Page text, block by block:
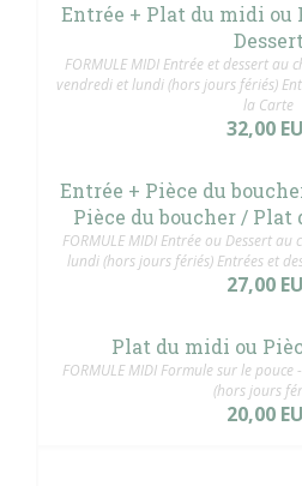
Entrée + Plat du midi ou
Dessert
FORMULE MIDI Entrée et dessert au
vendredi et lundi (hors jours fériés)
la Carte
32,00
Entrée + Pièce du
Pièce du boucher / Plat
FORMULE MIDI Entrée ou Dessert
lundi (hors jours fériés) Entrées et
27,00
Plat du midi ou
FORMULE MIDI Formule sur le
(hors jours
20,00